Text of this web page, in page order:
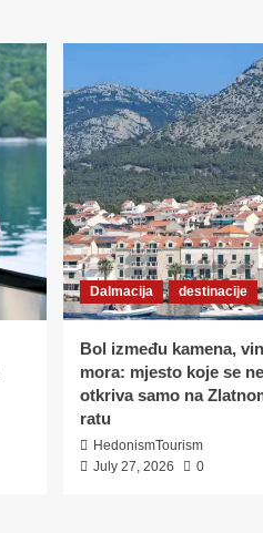
Dalmacija destinacije
Bol između kamena,
mora: mjesto koje se ne
otkriva samo na
ratu
HedonismTourism
July 27, 2026
0